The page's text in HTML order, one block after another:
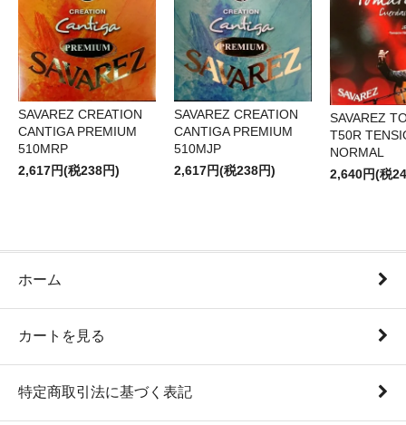
SAVAREZ CREATION
CANTIGA PREMIUM
510MRP
2,617円(税238円)
SAVAREZ CREATION
CANTIGA PREMIUM
510MJP
2,617円(税238円)
SAVAREZ
T50R
NORMAL
2,640円(税
ホーム
カートを見る
特定商取引法に基づく表記